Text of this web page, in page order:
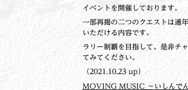
イベントを開催しております。
一部再掲の二つのクエストは通
いただける内容です。
ラリー制覇を目指して、是非チ
てみてください。
（2021.10.23 up）
MOVING MUSIC ～いしんで